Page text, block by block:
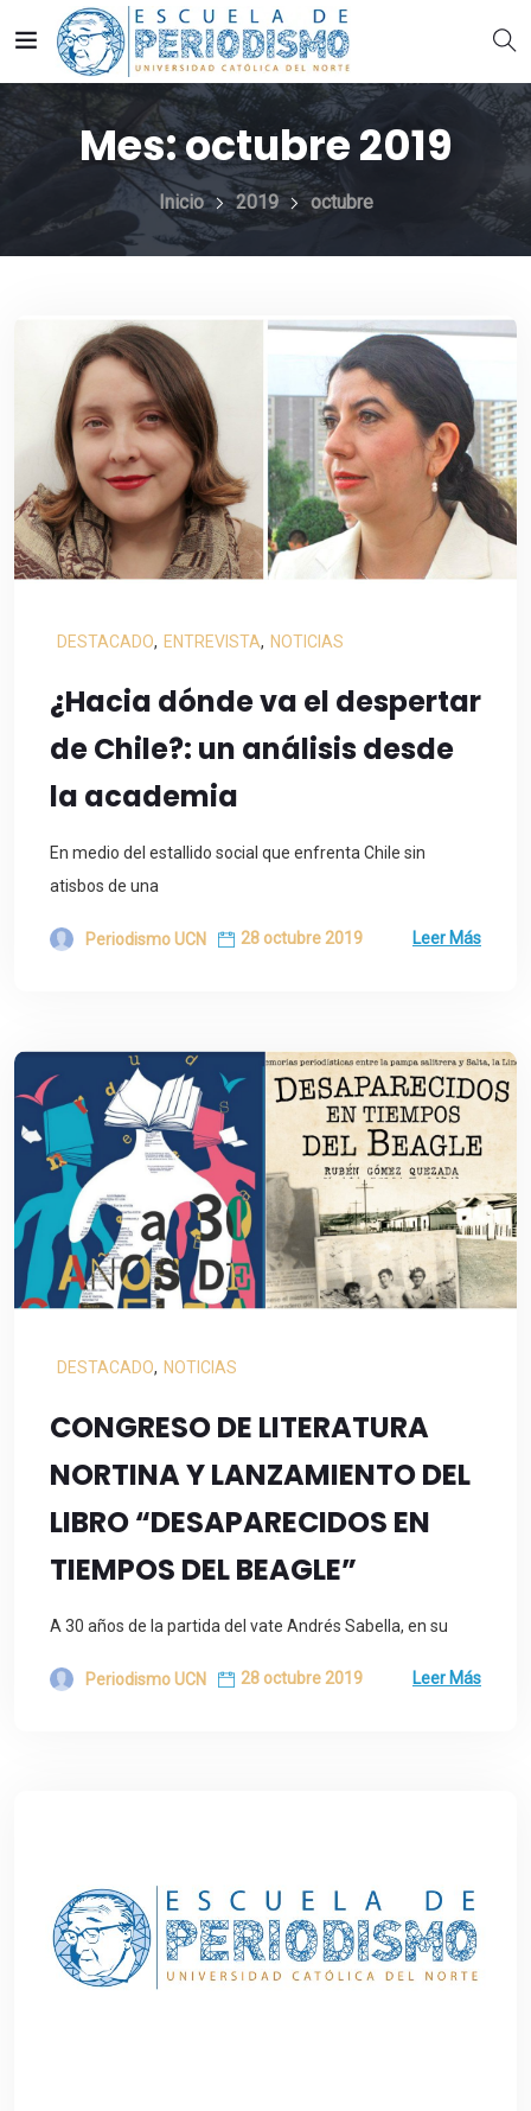
Mes:octubre 2019
Inicio 2019 octubre
DESTACADO, ENTREVISTA, NOTICIAS
¿Hacia dónde va el despertar
de Chile?: un análisis desde
la academia
En medio del estallido social que enfrenta Chile sin
atisbos de una
Periodismo UCN 28 octubre 2019 Leer Más
DESTACADO, NOTICIAS
CONGRESO DE LITERATURA
NORTINA Y LANZAMIENTO DEL
LIBRO “DESAPARECIDOS EN
TIEMPOS DEL BEAGLE”
A 30 años de la partida del vate Andrés Sabella, en su
Periodismo UCN 28 octubre 2019 Leer Más